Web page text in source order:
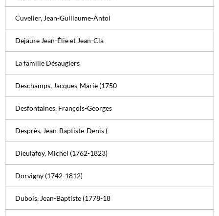
Cuvelier, Jean-Guillaume-Antoi
Dejaure Jean-Élie et Jean-Cla
La famille Désaugiers
Deschamps, Jacques-Marie (1750
Desfontaines, François-Georges
Desprès, Jean-Baptiste-Denis (
Dieulafoy, Michel (1762-1823)
Dorvigny (1742-1812)
Dubois, Jean-Baptiste (1778-18